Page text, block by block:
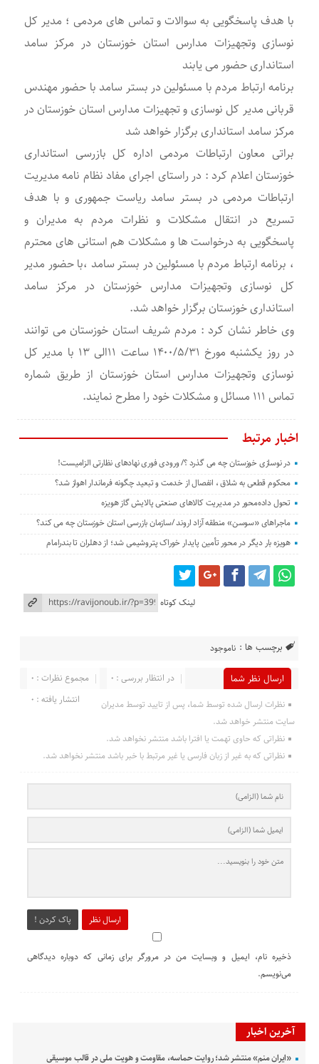
با هدف پاسخگویی به سوالات و تماس های مردمی ؛ مدیر کل
نوسازی وتجهیزات مدارس استان خوزستان در مرکز سامد
استانداری حضور می یابند
برنامه ارتباط مردم با مسئولین در بستر سامد با حضور مهندس
قربانی مدیر کل نوسازی و تجهیزات مدارس استان خوزستان در
مرکز سامد استانداری برگزار خواهد شد
براتی معاون ارتباطات مردمی اداره کل بازرسی استانداری
خوزستان اعلام کرد : در راستای اجرای مفاد نظام نامه مدیریت
ارتباطات مردمی در بستر سامد ریاست جمهوری و با هدف
تسریع در انتقال مشکلات و نظرات مردم به مدیران و
پاسخگویی به درخواست ها و مشکلات هم استانی های محترم
، برنامه ارتباط مردم با مسئولین در بستر سامد ،با حضور مدیر
کل نوسازی وتجهیزات مدارس خوزستان در مرکز سامد
استانداری خوزستان برگزار خواهد شد.
وی خاطر نشان کرد : مردم شریف استان خوزستان می توانند
در روز یکشنبه مورخ ۱۴۰۰/۵/۳۱ ساعت ۱۱الی ۱۳ با مدیر کل
نوسازی وتجهیزات مدارس استان خوزستان از طریق شماره
تماس ۱۱۱ مسائل و مشکلات خود را مطرح نمایند.
اخبار مرتبط
در نوسازی خوزستان چه می گذرد ؟/ ورودی فوری نهادهای نظارتی الزامیست!
محکوم قطعی به شلاق ، انفصال از خدمت و تبعید چگونه فرماندار اهواز شد؟
تحول داده‌محور در مدیریت کالاهای صنعتی پالایش گاز هویزه
ماجراهای «سوسن» منطقه آزاد اروند /سازمان بازرسی استان خوزستان چه می کند؟
هویزه بار دیگر در محور تأمین پایدار خوراک پتروشیمی شد؛ از دهلران تا بندرامام
لینک کوتاه
برچسب ها : ناموجود
ارسال نظر شما مجموع نظرات : 0
در انتظار بررسی : 0
انتشار یافته : 0
نظرات ارسال شده توسط شما، پس از تایید توسط مدیران
سایت منتشر خواهد شد.
نظراتی که حاوی تهمت یا افترا باشد منتشر نخواهد شد.
نظراتی که به غیر از زبان فارسی یا غیر مرتبط با خبر باشد منتشر نخواهد شد.
ارسال نظر پاک کردن !
ذخیره نام، ایمیل و وبسایت من در مرورگر برای زمانی که دوباره دیدگاهی
می‌نویسم.
آخرین اخبار
«ایران منم» منتشر شد؛ روایت حماسه، مقاومت و هویت ملی در قالب موسیقی